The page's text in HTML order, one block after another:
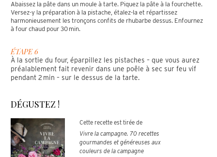
Abaissez la pâte dans un moule à tarte. Piquez la pâte à la fourchette.
Versez-y la préparation à la pistache, étalez-la et répartissez
harmonieusement les tronçons confits de rhubarbe dessus. Enfournez
à four chaud pour 30 min.
ÉTAPE 6
À la sortie du four, éparpillez les pistaches – que vous aurez
préalablement fait revenir dans une poêle à sec sur feu vif
pendant 2 min – sur le dessus de la tarte.
DÉGUSTEZ !
Cette recette est tirée de
Vivre la campagne. 70 recettes
gourmandes et généreuses aux
couleurs de la campagne